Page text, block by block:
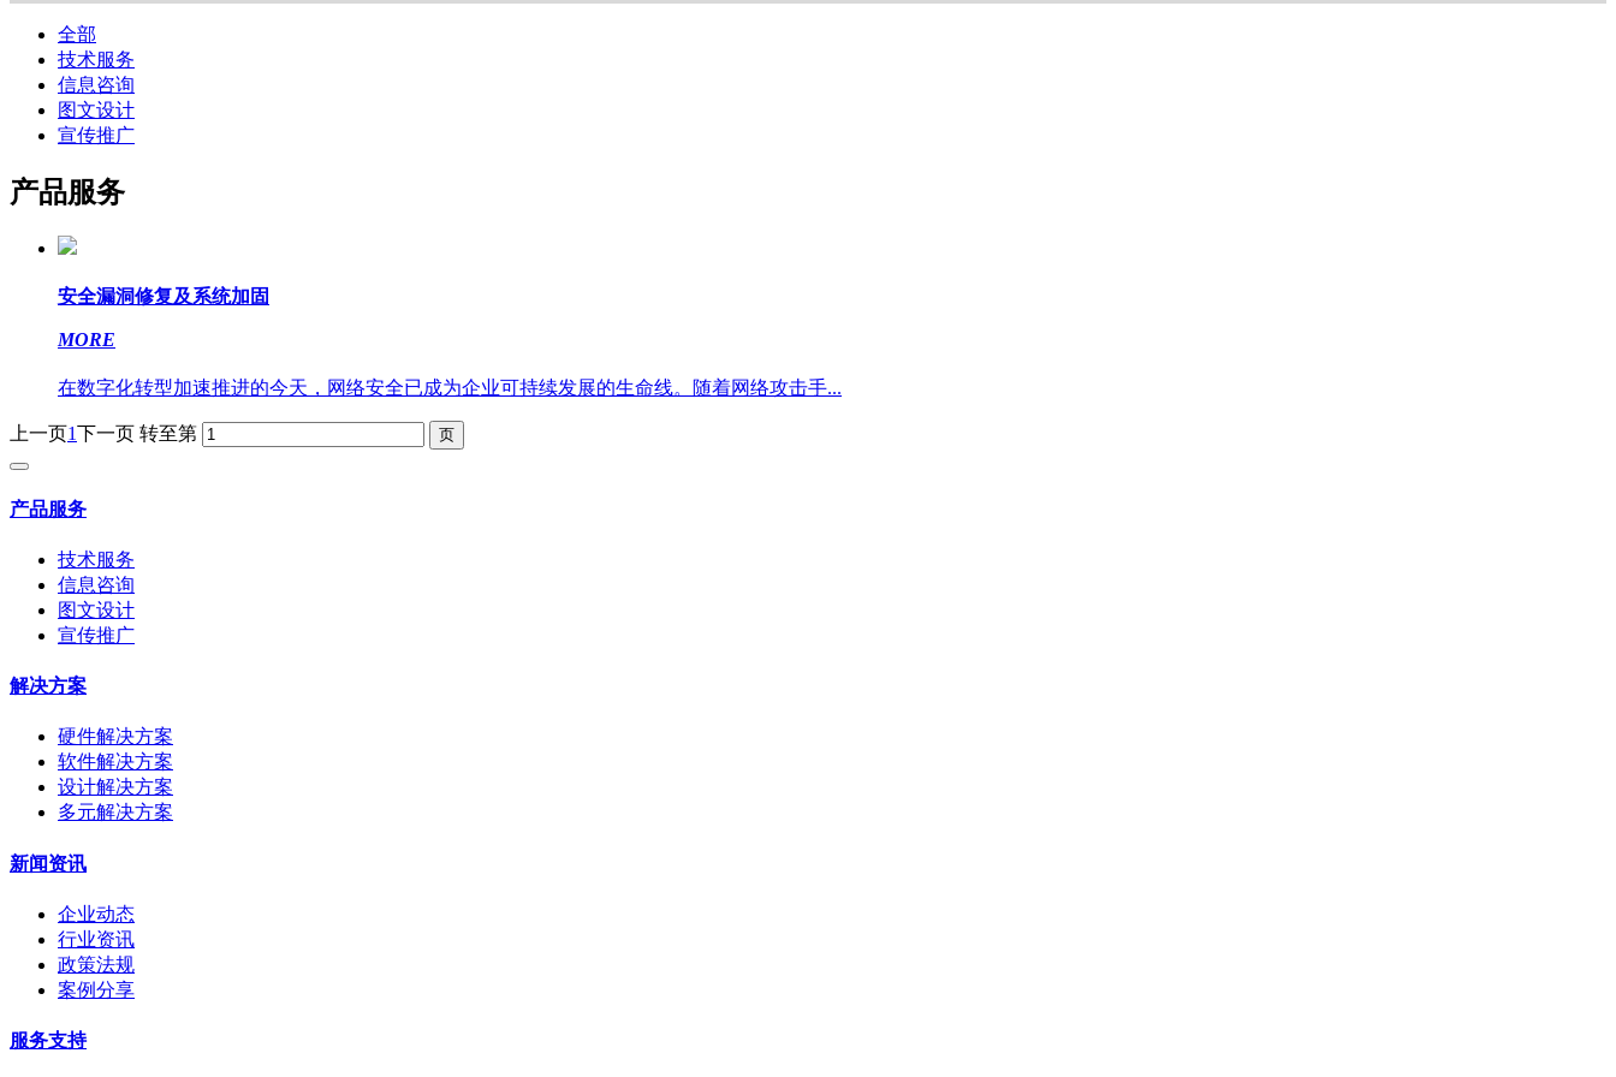
全部
技术服务
信息咨询
图文设计
宣传推广
产品服务
安全漏洞修复及系统加固
MORE
在数字化转型加速推进的今天，网络安全已成为企业可持续发展的生命线。随着网络攻击手...
上一页1下一页 转至第
产品服务
技术服务
信息咨询
图文设计
宣传推广
解决方案
硬件解决方案
软件解决方案
设计解决方案
多元解决方案
新闻资讯
企业动态
行业资讯
政策法规
案例分享
服务支持